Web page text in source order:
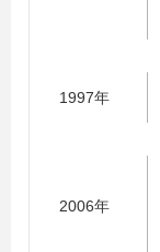
1997年
2006年